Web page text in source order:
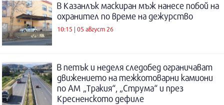
В Казанлък маскиран мъж нанесе побой на
охранител по време на дежурство
10:15 | 05 август 26
В петък и неделя следобед ограничават
движението на тежкотоварни камиони
по АМ „Тракия“, „Струма“ и през
Кресненското дефиле